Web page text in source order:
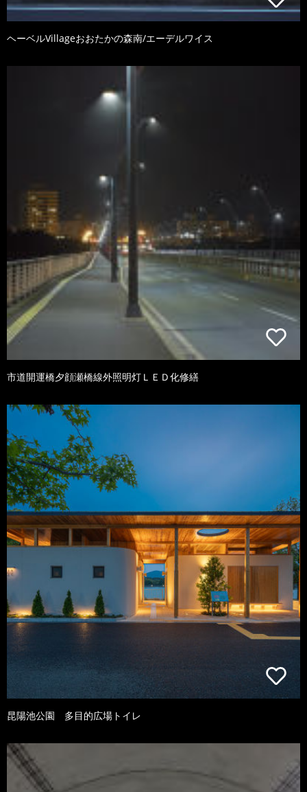
ヘーベルVillageおおたかの森南/エーデルワイス
市道開運橋夕顔瀬橋線外照明灯ＬＥＤ化修繕
昆陽池公園 多目的広場トイレ